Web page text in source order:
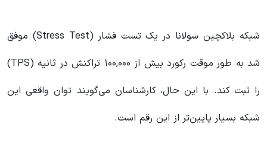
شبکه بلاکچین سولانا در یک تست فشار (Stress Test) موفق
شد به طور موقت رکورد بیش از ۱۰۰,۰۰۰ تراکنش در ثانیه (TPS)
را ثبت کند. با این حال، کارشناسان می‌گویند توان واقعی این
شبکه بسیار پایین‌تر از این رقم است.